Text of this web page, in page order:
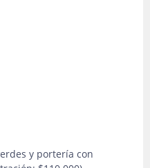
y portería con